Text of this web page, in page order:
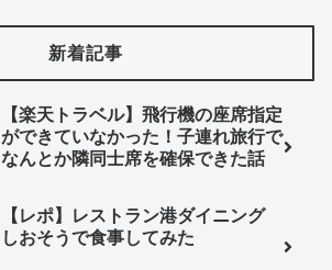
新着記事
【楽天トラベル】飛行機の座席指定
ができていなかった！子連れ旅行で
なんとか隣同士席を確保できた話
【レポ】レストラン港ダイニング
しおそうで食事してみた